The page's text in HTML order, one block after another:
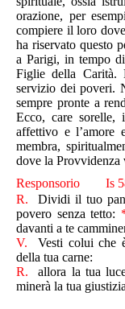
orazione, per
compiere il loro
ha riservato questo
a Parigi, in tempo
Figlie della
servizio dei poveri.
sempre pronte a
Ecco, care sorelle,
affettivo e l’amore
membra,
dove la Provvidenza
Responsorio Is
R. Dividi il tuo
povero senza tetto:
davanti a te
V. Vesti colui che
della tua carne:
R. allora la tua
minerà la tua